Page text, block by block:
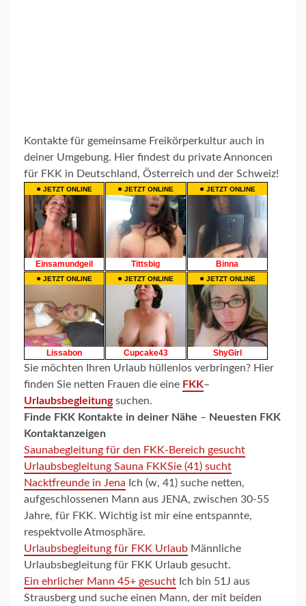
Kontakte für gemeinsame Freikörperkultur auch in
deiner Umgebung. Hier findest du private Annoncen
für FKK in Deutschland, Österreich und der Schweiz!
Sie möchten Ihren Urlaub hüllenlos verbringen? Hier
finden Sie netten Frauen die eine FKK–
Urlaubsbegleitungsuchen.
Finde FKK Kontakte in deiner Nähe – Neuesten FKK
Kontaktanzeigen
Saunabegleitung für den FKK-Bereich gesucht
Urlaubsbegleitung Sauna FKKSie (41) sucht
Nacktfreunde in Jena Ich (w, 41) suche netten,
aufgeschlossenen Mann aus JENA, zwischen 30-55
Jahre, für FKK. Wichtig ist mir eine entspannte,
respektvolle Atmosphäre.
Urlaubsbegleitung für FKK Urlaub Männliche
Urlaubsbegleitung für FKK Urlaub gesucht.
Ein ehrlicher Mann 45+ gesucht Ich bin 51J aus
Strausberg und suche einen Mann, der mit beiden